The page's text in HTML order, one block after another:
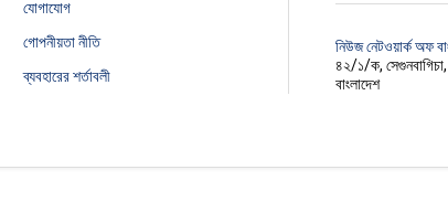
যোগাযোগ
গোপনীয়তা নীতি
ব্যবহারের শর্তাবলী
নিউজ নেটওয়ার্ক অফ
৪২/১/ক,
বাংলাদেশ